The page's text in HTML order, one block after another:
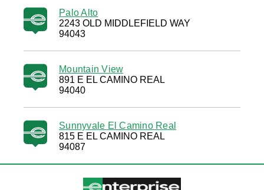
Palo Alto
2243 OLD MIDDLEFIELD WAY
94043
Mountain View
891 E EL CAMINO REAL
94040
Sunnyvale El Camino Real
815 E EL CAMINO REAL
94087